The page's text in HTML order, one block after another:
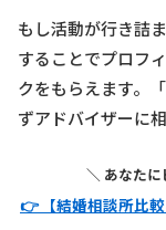
もし活動が行き詰
することでプロフ
クをもらえます。
ずアドバイザーに
＼ あなた
👉 【結婚相談所比